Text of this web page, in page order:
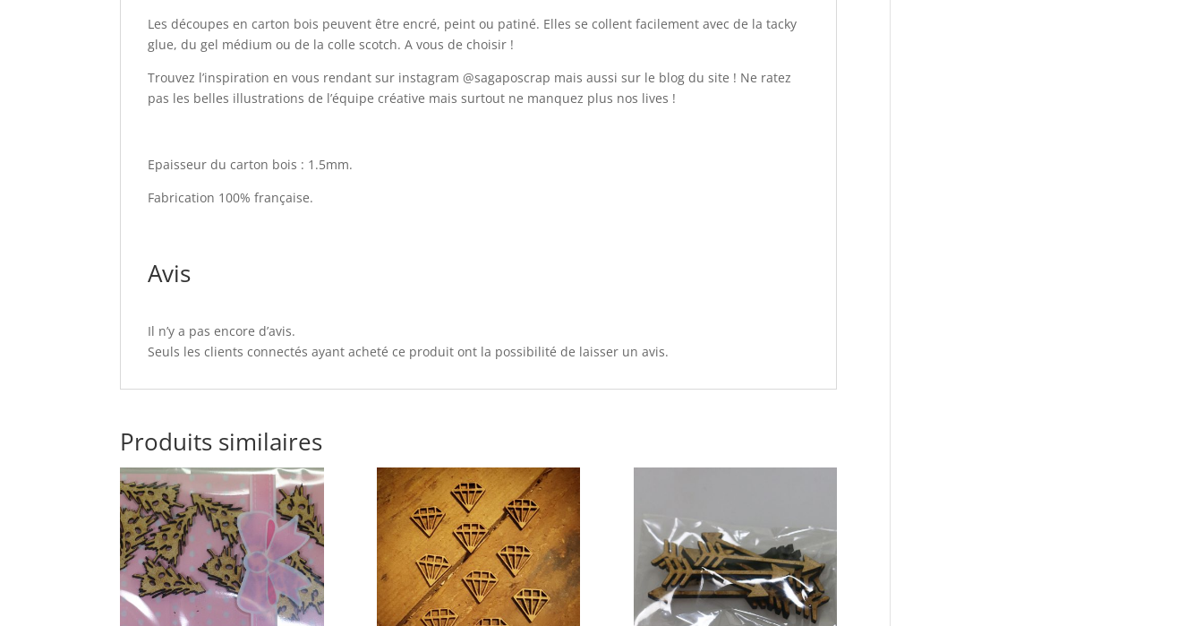
Les découpes en carton bois peuvent être encré, peint ou patiné. Elles se collent facilement avec de la tacky
glue, du gel médium ou de la colle scotch. A vous de choisir !
Trouvez l’inspiration en vous rendant sur instagram @sagaposcrap mais aussi sur le blog du site ! Ne ratez
pas les belles illustrations de l’équipe créative mais surtout ne manquez plus nos lives !
Epaisseur du carton bois : 1.5mm.
Fabrication 100% française.
Avis
Il n’y a pas encore d’avis.
Seuls les clients connectés ayant acheté ce produit ont la possibilité de laisser un avis.
Produits similaires